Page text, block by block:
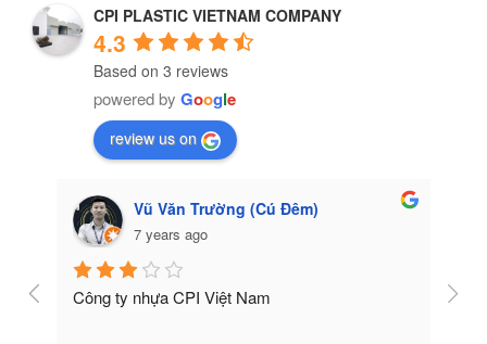
CPI PLASTIC VIETNAM COMPANY
4.3
Based on 3 reviews
powered by Google
review us on
Vũ Văn Trường (Cú Đêm)
7 years ago
Công ty nhựa CPI Việt Nam Tốt